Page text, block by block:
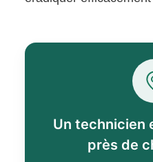
Un technicien
près de